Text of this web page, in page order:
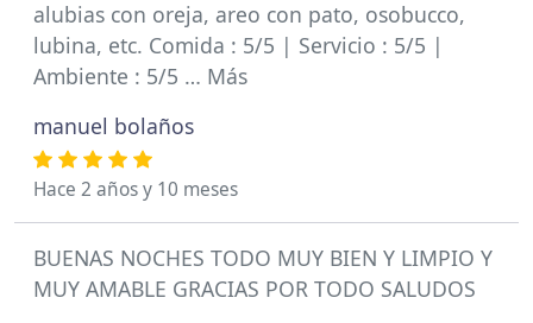
alubias con oreja, areo con pato, osobucco,
lubina, etc. Comida : 5/5 | Servicio : 5/5 |
Ambiente : 5/5 … Más
manuel bolaños
Hace 2 años y 10 meses
BUENAS NOCHES TODO MUY BIEN Y LIMPIO Y
MUY AMABLE GRACIAS POR TODO SALUDOS